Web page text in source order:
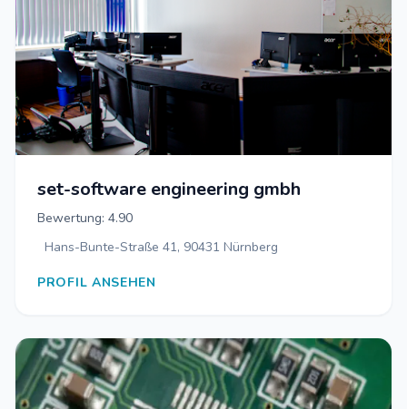
set-software engineering gmbh
Bewertung: 4.90
Hans-Bunte-Straße 41, 90431 Nürnberg
PROFIL ANSEHEN